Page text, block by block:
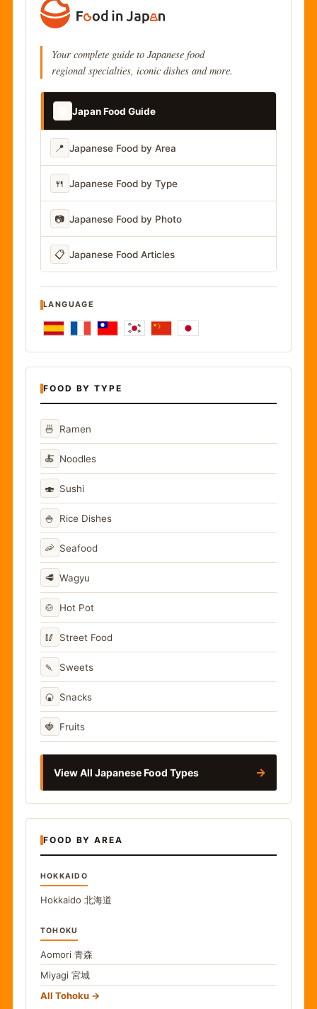
Your complete guide to Japanese food
regional specialties, iconic dishes and more.
Japan Food Guide
📍 Japanese Food by Area
🍴 Japanese Food by Type
📷 Japanese Food by Photo
📋 Japanese Food Articles
LANGUAGE
FOOD BY TYPE
🍜 Ramen
🍝 Noodles
🍣 Sushi
🍚 Rice Dishes
🦐 Seafood
🥩 Wagyu
🍲 Hot Pot
🥢 Street Food
🍡 Sweets
🍘 Snacks
🍓 Fruits
View All Japanese Food Types →
FOOD BY AREA
HOKKAIDO
Hokkaido 北海道
TOHOKU
Aomori 青森
Miyagi 宮城
All Tohoku